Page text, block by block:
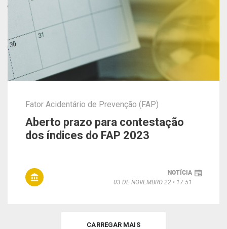
Fator Acidentário de Prevenção (FAP)
Aberto prazo para contestação
dos índices do FAP 2023
NOTÍCIA
03 DE NOVEMBRO 22
17:51
CARREGAR MAIS